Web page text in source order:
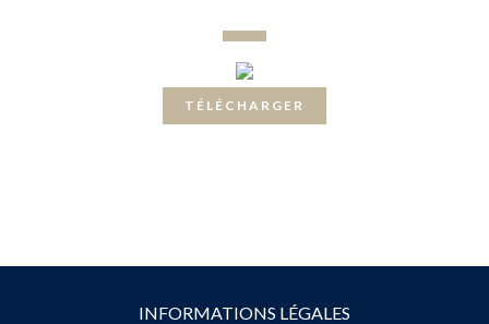
TÉLÉCHARGER
INFORMATIONS LÉGALES